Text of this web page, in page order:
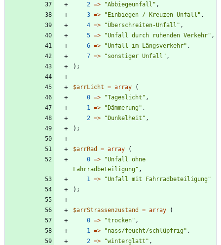
2 => "Abbiegeunfall " ,
3 => " Einbiegen / Kreuzen-Unfall " ,
4 => "Überschreiten-Unfall " ,
5 => "Unfall durch ruhenden Verkehr" ,
6 => "Unfall im Längsverkehr" ,
7 => "sonstiger Unfall " ,
);
$arrLicht = array
(
0 => "Tageslicht " ,
1 => " Dämmerung" ,
2 => " Dunkelheit " ,
);
$arrRad = array
(
0 => "Unfall ohne
Fahrradbeteiligung" ,
1 => "Unfall mit Fahrradbeteiligung"
);
$arrStrassenzustand = array
(
0 => "trocken" ,
1 => "nass/feucht/schlüpfrig" ,
2 => "winterglatt " ,